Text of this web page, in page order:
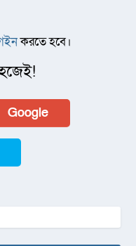
করতে হবে।
Google